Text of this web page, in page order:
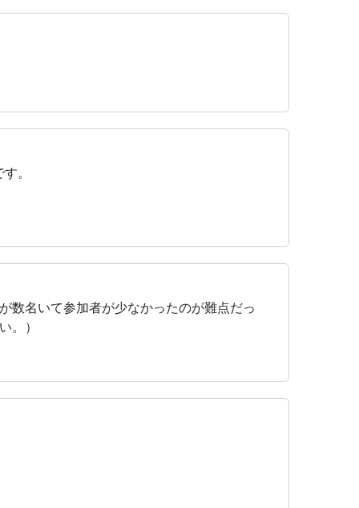
。
数名いて参加者が少なかったのが難点だっ
。）